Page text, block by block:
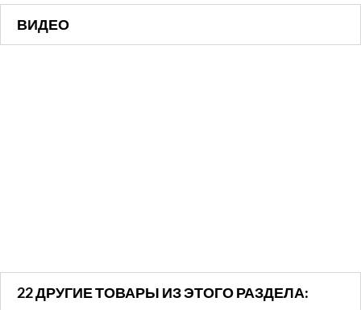
ВИДЕО
22 ДРУГИЕ ТОВАРЫ ИЗ ЭТОГО РАЗДЕЛА: